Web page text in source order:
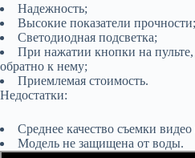
Надежность;
Высокие показатели прочности;
Светодиодная подсветка;
При нажатии кнопки на пульте,
обратно к нему;
Приемлемая стоимость.
Недостатки:
Среднее качество съемки
Модель не защищена от воды.